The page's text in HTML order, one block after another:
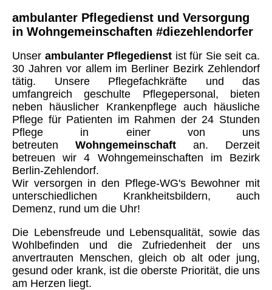
ambulanter Pflegedienst und Versorgung
in Wohngemeinschaften #diezehlendorfer
Unser ambulanter Pflegedienst ist für Sie seit ca.
30 Jahren vor allem im Berliner Bezirk Zehlendorf
tätig. Unsere Pflegefachkräfte und das
umfangreich geschulte Pflegepersonal, bieten
neben häuslicher Krankenpflege auch häusliche
Pflege für Patienten im Rahmen der 24 Stunden
Pflege in einer von uns
betreuten Wohngemeinschaft an. Derzeit
betreuen wir 4 Wohngemeinschaften im Bezirk
Berlin-Zehlendorf.
Wir versorgen in den Pflege-WG's Bewohner mit
unterschiedlichen Krankheitsbildern, auch
Demenz, rund um die Uhr!
Die Lebensfreude und Lebensqualität, sowie das
Wohlbefinden und die Zufriedenheit der uns
anvertrauten Menschen, gleich ob alt oder jung,
gesund oder krank, ist die oberste Priorität, die uns
am Herzen liegt.